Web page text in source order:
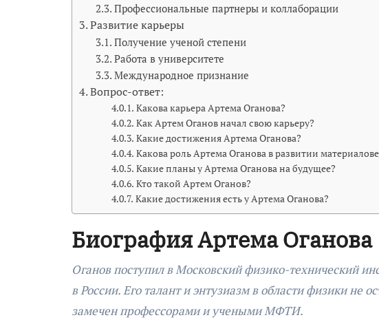
Профессиональные партнеры и коллаборации
Развитие карьеры
Получение ученой степени
Работа в университете
Международное признание
Вопрос-ответ:
Какова карьера Артема Оганова?
Как Артем Оганов начал свою карьеру?
Какие достижения Артема Оганова?
Какова роль Артема Оганова в развитии
Какие планы у Артема Оганова на будущее?
Кто такой Артем Оганов?
Какие достижения есть у Артема Оганова?
Биография Артема Оганова
Оганов поступил в Московский физико-технический
в России. Его талант и энтузиазм в области физики не
замечен профессорами и учеными МФТИ.